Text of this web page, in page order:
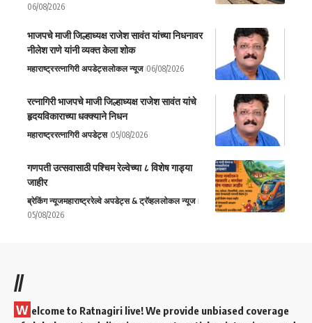
06/08/2026
भाजपचे माजी जिल्हाध्यक्ष राजेश सावंत यांच्या निधनावर
नीलेश राणे यांनी व्यक्त केला शोक
महाराष्ट्ररत्नागिरी अपडेट्सलोकल न्यूज 06/08/2026
रत्नागिरी भाजपचे माजी जिल्हाध्यक्ष राजेश सावंत यांचे
हृदयविकाराच्या धक्क्याने निधन
महाराष्ट्ररत्नागिरी अपडेट्स 05/08/2026
गणपती उत्सवासाठी पश्चिम रेल्वेच्या ८ विशेष गाड्या
जाहीर
ब्रेकिंग न्यूजमहाराष्ट्ररेल्वे अपडेट्स & ट्रॅव्हललोकल न्यूज
05/08/2026
//
W elcome to Ratnagiri live! We provide unbiased coverage